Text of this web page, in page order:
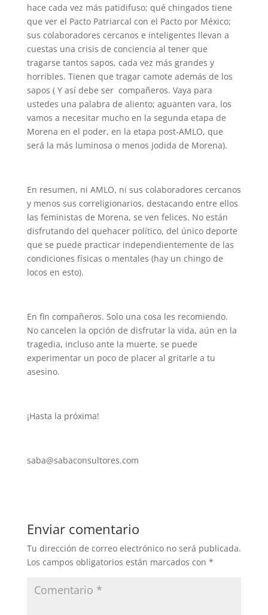
hace cada vez más patidifuso; qué chingados tiene
que ver el Pacto Patriarcal con el Pacto por México;
sus colaboradores cercanos e inteligentes llevan a
cuestas una crisis de conciencia al tener que
tragarse tantos sapos, cada vez más grandes y
horribles. Tienen que tragar camote además de los
sapos ( Y así debe ser compañeros. Vaya para
ustedes una palabra de aliento; aguanten vara, los
vamos a necesitar mucho en la segunda etapa de
Morena en el poder, en la etapa post-AMLO, que
será la más luminosa o menos jodida de Morena).
En resumen, ni AMLO, ni sus colaboradores cercanos
y menos sus correligionarios, destacando entre ellos
las feministas de Morena, se ven felices. No están
disfrutando del quehacer político, del único deporte
que se puede practicar independientemente de las
condiciones físicas o mentales (hay un chingo de
locos en esto).
En fin compañeros. Solo una cosa les recomiendo.
No cancelen la opción de disfrutar la vida, aún en la
tragedia, incluso ante la muerte, se puede
experimentar un poco de placer al gritarle a tu
asesino.
¡Hasta la próxima!
saba@sabaconsultores.com
Enviar comentario
Tu dirección de correo electrónico no será publicada.
Los campos obligatorios están marcados con *